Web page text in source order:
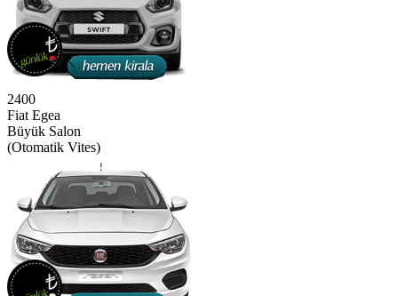
2400
Fiat Egea
Büyük Salon
(Otomatik Vites)